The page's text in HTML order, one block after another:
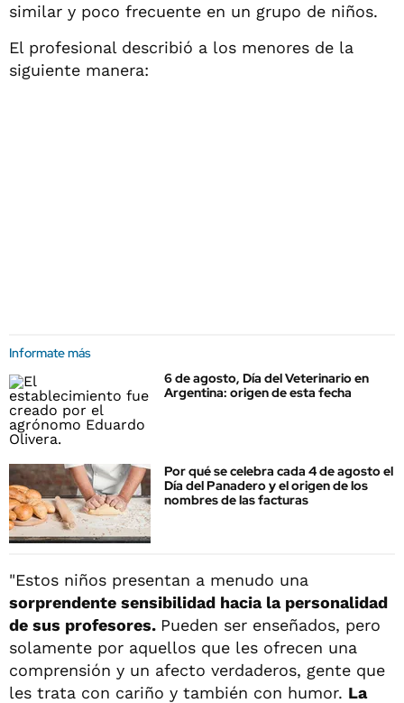
similar y poco frecuente en un grupo de niños.
El profesional describió a los menores de la
siguiente manera:
Informate más
6 de agosto, Día del Veterinario en
Argentina: origen de esta fecha
Por qué se celebra cada 4 de agosto el
Día del Panadero y el origen de los
nombres de las facturas
"Estos niños presentan a menudo una
sorprendente sensibilidad hacia la personalidad
de sus profesores. Pueden ser enseñados, pero
solamente por aquellos que les ofrecen una
comprensión y un afecto verdaderos, gente que
les trata con cariño y también con humor. La